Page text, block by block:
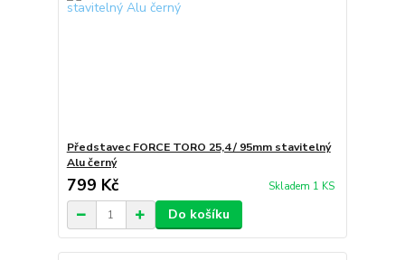
Představec FORCE TORO 25,4 / 95mm stavitelný
Alu černý
799 Kč Skladem 1 KS
Do košíku